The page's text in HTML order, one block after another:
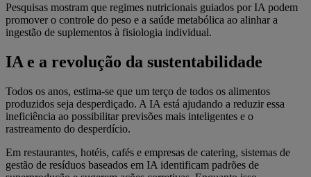
Pesquisas mostram que regimes nutricionais guiados por IA podem
promover o controle do peso e a saúde metabólica ao alinhar a
ingestão de suplementos à fisiologia individual.
IA e a revolução da sustentabilidade
Todos os anos, estima-se que um terço de todos os alimentos
produzidos seja desperdiçado. A IA está ajudando a reduzir essa
ineficiência ao possibilitar previsões mais inteligentes e o
rastreamento do desperdício.
Em restaurantes, hotéis, cafés e empresas de catering, sistemas de
gestão de resíduos baseados em IA identificam padrões de